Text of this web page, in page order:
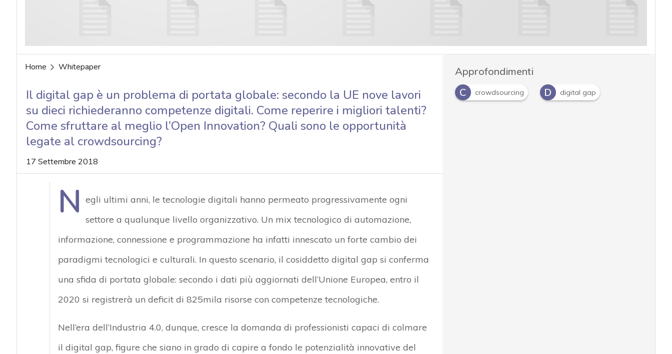
Home Whitepaper
Il digital gap è un problema di portata globale: secondo la UE nove lavori
su dieci richiederanno competenze digitali. Come reperire i migliori talenti?
Come sfruttare al meglio l’Open Innovation? Quali sono le opportunità
legate al crowdsourcing?
17 Settembre 2018
N egli ultimi anni, le tecnologie digitali hanno permeato progressivamente ogni
settore a qualunque livello organizzativo. Un mix tecnologico di automazione,
informazione, connessione e programmazione ha infatti innescato un forte cambio dei
paradigmi tecnologici e culturali. In questo scenario, il cosiddetto digital gap si conferma
una sfida di portata globale: secondo i dati più aggiornati dell’Unione Europea, entro il
2020 si registrerà un deficit di 825mila risorse con competenze tecnologiche.
Nell’era dell’Industria 4.0, dunque, cresce la domanda di professionisti capaci di colmare
il digital gap, figure che siano in grado di capire a fondo le potenzialità innovative del
Approfondimenti
C
crowdsourcing D digital gap